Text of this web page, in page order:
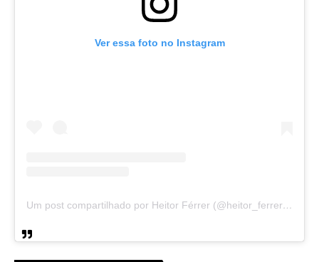
Ver essa foto no Instagram
Um post compartilhado por Heitor Férrer (@heitor_ferrer77)